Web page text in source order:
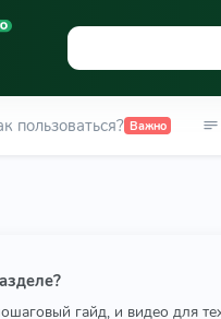
пользоваться? Важно
гайд, и видео для